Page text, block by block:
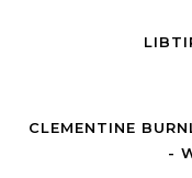
CLEMENTINE
-